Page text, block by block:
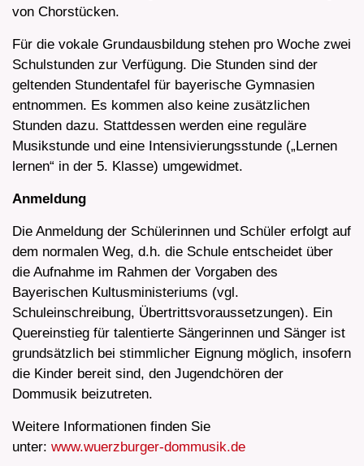
von Chorstücken.
Für die vokale Grundausbildung stehen pro Woche zwei
Schulstunden zur Verfügung. Die Stunden sind der
geltenden Stundentafel für bayerische Gymnasien
entnommen. Es kommen also keine zusätzlichen
Stunden dazu. Stattdessen werden eine reguläre
Musikstunde und eine Intensivierungsstunde („Lernen
lernen“ in der 5. Klasse) umgewidmet.
Anmeldung
Die Anmeldung der Schülerinnen und Schüler erfolgt auf
dem normalen Weg, d.h. die Schule entscheidet über
die Aufnahme im Rahmen der Vorgaben des
Bayerischen Kultusministeriums (vgl.
Schuleinschreibung, Übertrittsvoraussetzungen). Ein
Quereinstieg für talentierte Sängerinnen und Sänger ist
grundsätzlich bei stimmlicher Eignung möglich, insofern
die Kinder bereit sind, den Jugendchören der
Dommusik beizutreten.
Weitere Informationen finden Sie
unter: www.wuerzburger-dommusik.de